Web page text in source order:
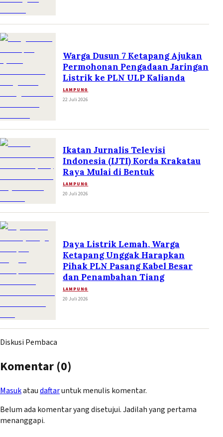
Warga Dusun 7 Ketapang Ajukan
Permohonan Pengadaan Jaringan
Listrik ke PLN ULP Kalianda
LAMPUNG
22 Juli 2026
Ikatan Jurnalis Televisi
Indonesia (IJTI) Korda Krakatau
Raya Mulai di Bentuk
LAMPUNG
20 Juli 2026
Daya Listrik Lemah, Warga
Ketapang Unggak Harapkan
Pihak PLN Pasang Kabel Besar
dan Penambahan Tiang
LAMPUNG
20 Juli 2026
Diskusi Pembaca
Komentar (0)
Masukataudaftaruntuk menulis komentar.
Belum ada komentar yang disetujui. Jadilah yang pertama
menanggapi.